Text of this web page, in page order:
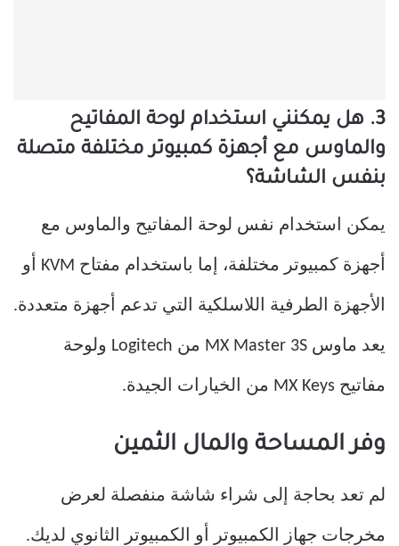
3. هل يمكنني استخدام لوحة المفاتيح
والماوس مع أجهزة كمبيوتر مختلفة متصلة
بنفس الشاشة؟
يمكن استخدام نفس لوحة المفاتيح والماوس مع
أجهزة كمبيوتر مختلفة، إما باستخدام مفتاح KVM أو
الأجهزة الطرفية اللاسلكية التي تدعم أجهزة متعددة.
يعد ماوس MX Master 3S من Logitech ولوحة
مفاتيح MX Keys من الخيارات الجيدة.
وفر المساحة والمال الثمين
لم تعد بحاجة إلى شراء شاشة منفصلة لعرض
مخرجات جهاز الكمبيوتر أو الكمبيوتر الثانوي لديك.